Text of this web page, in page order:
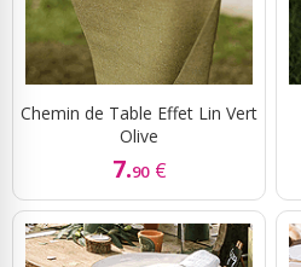
Chemin de Table Effet Lin Vert
Olive
7.90 €